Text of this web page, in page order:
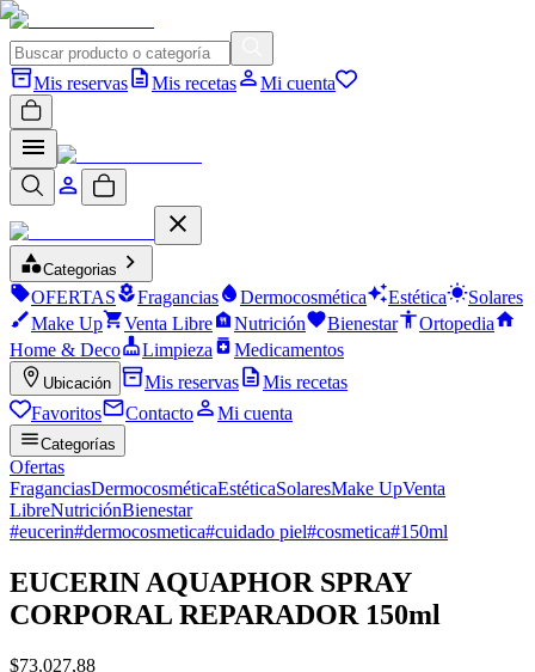
Mis reservas Mis recetas Mi cuenta
Categorias
OFERTAS Fragancias Dermocosmética Estética
Solares
Make Up
Venta Libre Nutrición Bienestar
Ortopedia
Home & Deco
Limpieza Medicamentos
Ubicación Mis reservas
Mis recetas
Favoritos
Contacto Mi cuenta
Categorías
Ofertas
FraganciasDermocosméticaEstéticaSolaresMake UpVenta
LibreNutriciónBienestar
#eucerin#dermocosmetica#cuidado piel#cosmetica#150ml
EUCERIN AQUAPHOR SPRAY
CORPORAL REPARADOR 150ml
$73.027,88